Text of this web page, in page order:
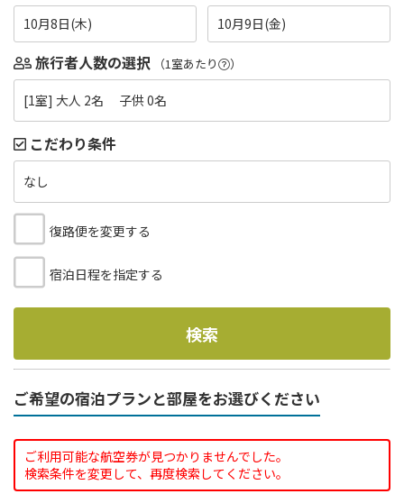
10月8日(木) 10月9日(金)
旅行者人数の選択 （1室あたり ）
[1室] 大人 2名 子供 0名
こだわり条件
なし
復路便を変更する
宿泊日程を指定する
検索
ご希望の宿泊プランと部屋をお選びください
ご利用可能な航空券が見つかりませんでした。
検索条件を変更して、再度検索してください。